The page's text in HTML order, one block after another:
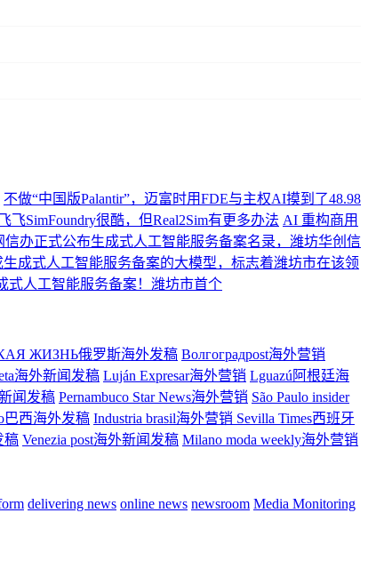
不做“中国版Palantir”，迈富时用FDE与主权AI摸到了48.98
飞SimFoundry很酷，但Real2Sim有更多办法 AI 重构商用
信办正式公布生成式人工智能服务备案名录，潍坊华创信
成式人工智能服务备案的大模型，标志着潍坊市在该领
式人工智能服务备案！潍坊市首个
ЖИЗНЬ俄罗斯海外发稿 Волгоградpost海外营销
海外新闻发稿 Luján Expresar海外营销 Lguazú阿根廷海
闻发稿 Pernambuco Star News海外营销 São Paulo insider
巴西海外发稿 Industria brasil海外营销 Sevilla Times西班牙
稿 Venezia post海外新闻发稿 Milano moda weekly海外营销
delivering news online news newsroom Media Monitoring